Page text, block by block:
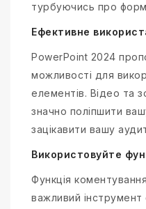
турбуючись про
Ефективне
PowerPoint 2024
можливості для
елементів. Відео та
значно поліпшити
зацікавити вашу
Використовуйте
Функція
важливий інструмент